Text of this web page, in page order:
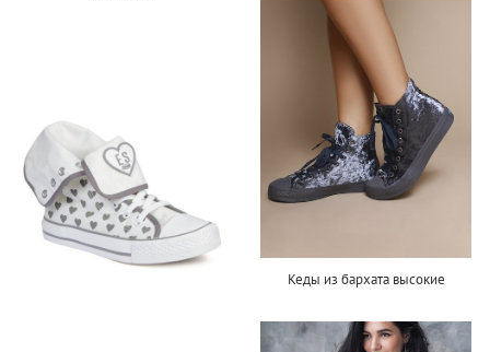
Кеды из бархата высокие